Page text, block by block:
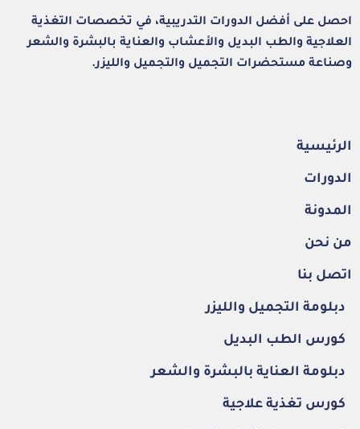
احصل على أفضل الدورات التدريبية، في تخصصات التغذية
العلاجية والطب البديل والأعشاب والعناية بالبشرة والشعر
وصناعة مستحضرات التجميل والتجميل والليزر.
الرئيسية
الدورات
المدونة
من نحن
اتصل بنا
دبلومة التجميل والليزر
كورس الطب البديل
دبلومة العناية بالبشرة والشعر
كورس تغذية علاجية